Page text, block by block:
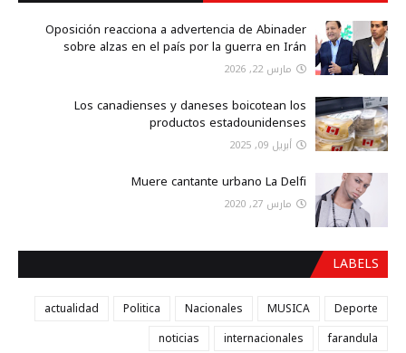
Oposición reacciona a advertencia de Abinader
sobre alzas en el país por la guerra en Irán
مارس 22, 2026
Los canadienses y daneses boicotean los
productos estadounidenses
أبريل 09, 2025
Muere cantante urbano La Delfi
مارس 27, 2020
LABELS
Deporte
MUSICA
Nacionales
Politica
actualidad
farandula
internacionales
noticias